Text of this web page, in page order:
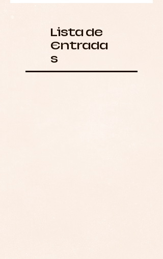
Lista de
Entrada
s